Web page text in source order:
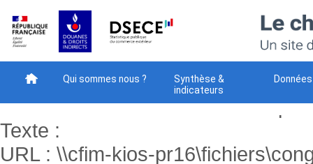
###getVariableGlobale :
XML
Une erreur d'analyse s'est
Code : -2147024843
Raison : Le chemin réseau n’a
Texte :
URL : \\cfim-kios-
Qui sommes nous ? Synthèse &
indicateurs
Données